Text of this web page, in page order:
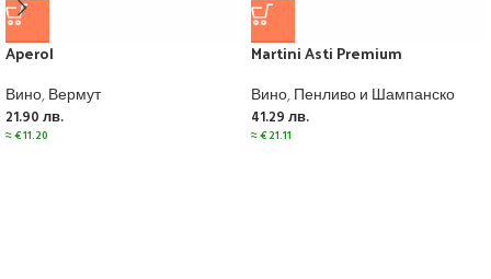
Aperol
Вино,Вермут
21.90 лв.
≈€11.20
Martini Asti Premium
Вино,Пенливо и Шампанско
41.29 лв.
≈€21.11